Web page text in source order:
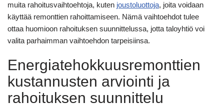
muita rahoitusvaihtoehtoja, kuten joustoluottoja, joita voidaan
käyttää remonttien rahoittamiseen. Nämä vaihtoehdot tulee
ottaa huomioon rahoituksen suunnittelussa, jotta taloyhtiö voi
valita parhaimman vaihtoehdon tarpeisiinsa.
Energiatehokkuusremonttien
kustannusten arviointi ja
rahoituksen suunnittelu